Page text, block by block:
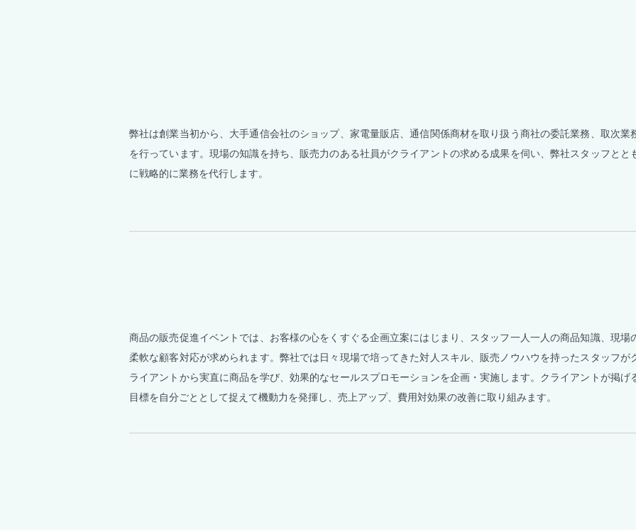
弊社は創業当初から、大手通信会社のショップ、家電量販店、通信関係商材を取り扱う商社の委託業務、取次業
を行っています。現場の知識を持ち、販売力のある社員がクライアントの求める成果を伺い、弊社スタッフとと
に戦略的に業務を代行します。
商品の販売促進イベントでは、お客様の心をくすぐる企画立案にはじまり、スタッフ一人一人の商品知識、現場
柔軟な顧客対応が求められます。弊社では日々現場で培ってきた対人スキル、販売ノウハウを持ったスタッフが
ライアントから実直に商品を学び、効果的なセールスプロモーションを企画・実施します。クライアントが掲げ
目標を自分ごととして捉えて機動力を発揮し、売上アップ、費用対効果の改善に取り組みます。